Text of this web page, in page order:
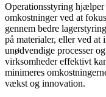
Operationsstyring hjælper
omkostninger ved at
gennem bedre
på materialer, eller ved at
unødvendige processer
virksomheder effektivt
minimeres
vækst og innovation.